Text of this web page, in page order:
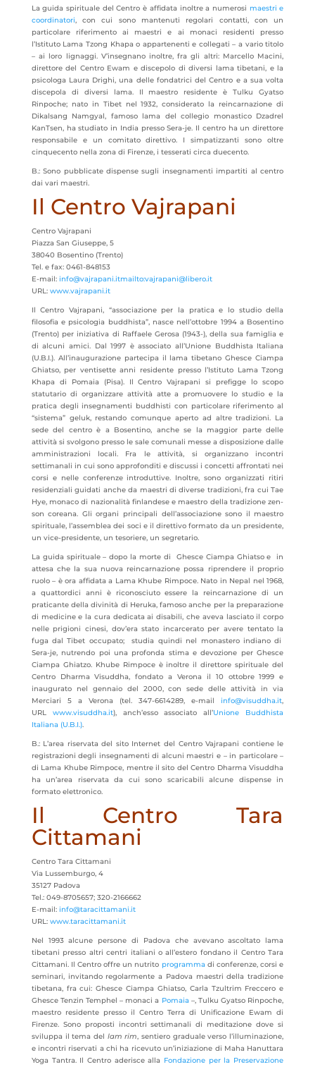
La guida spirituale del Centro è affidata inoltre a numerosi maestri e
coordinatori, con cui sono mantenuti regolari contatti, con un
particolare riferimento ai maestri e ai monaci residenti presso
l’Istituto Lama Tzong Khapa o appartenenti e collegati – a vario titolo
– ai loro lignaggi. V’insegnano inoltre, fra gli altri: Marcello Macini,
direttore del Centro Ewam e discepolo di diversi lama tibetani, e la
psicologa Laura Drighi, una delle fondatrici del Centro e a sua volta
discepola di diversi lama. Il maestro residente è Tulku Gyatso
Rinpoche; nato in Tibet nel 1932, considerato la reincarnazione di
Dikalsang Namgyal, famoso lama del collegio monastico Dzadrel
KanTsen, ha studiato in India presso Sera-je. Il centro ha un direttore
responsabile e un comitato direttivo. I simpatizzanti sono oltre
cinquecento nella zona di Firenze, i tesserati circa duecento.
B.: Sono pubblicate dispense sugli insegnamenti impartiti al centro
dai vari maestri.
Il Centro Vajrapani
Centro Vajrapani
Piazza San Giuseppe, 5
38040 Bosentino (Trento)
Tel. e fax: 0461-848153
E-mail: info@vajrapani.itmailto:vajrapani@libero.it
URL: www.vajrapani.it
Il Centro Vajrapani, “associazione per la pratica e lo studio della
filosofia e psicologia buddhista”, nasce nell’ottobre 1994 a Bosentino
(Trento) per iniziativa di Raffaele Gerosa (1943-), della sua famiglia e
di alcuni amici. Dal 1997 è associato all’Unione Buddhista Italiana
(U.B.I.). All’inaugurazione partecipa il lama tibetano Ghesce Ciampa
Ghiatso, per ventisette anni residente presso l’Istituto Lama Tzong
Khapa di Pomaia (Pisa). Il Centro Vajrapani si prefigge lo scopo
statutario di organizzare attività atte a promuovere lo studio e la
pratica degli insegnamenti buddhisti con particolare riferimento al
“sistema” geluk, restando comunque aperto ad altre tradizioni. La
sede del centro è a Bosentino, anche se la maggior parte delle
attività si svolgono presso le sale comunali messe a disposizione dalle
amministrazioni locali. Fra le attività, si organizzano incontri
settimanali in cui sono approfonditi e discussi i concetti affrontati nei
corsi e nelle conferenze introduttive. Inoltre, sono organizzati ritiri
residenziali guidati anche da maestri di diverse tradizioni, fra cui Tae
Hye, monaco di nazionalità finlandese e maestro della tradizione zen-
son coreana. Gli organi principali dell’associazione sono il maestro
spirituale, l’assemblea dei soci e il direttivo formato da un presidente,
un vice-presidente, un tesoriere, un segretario.
La guida spirituale – dopo la morte di Ghesce Ciampa Ghiatso e in
attesa che la sua nuova reincarnazione possa riprendere il proprio
ruolo – è ora affidata a Lama Khube Rimpoce. Nato in Nepal nel 1968,
a quattordici anni è riconosciuto essere la reincarnazione di un
praticante della divinità di Heruka, famoso anche per la preparazione
di medicine e la cura dedicata ai disabili, che aveva lasciato il corpo
nelle prigioni cinesi, dov’era stato incarcerato per avere tentato la
fuga dal Tibet occupato; studia quindi nel monastero indiano di
Sera-je, nutrendo poi una profonda stima e devozione per Ghesce
Ciampa Ghiatzo. Khube Rimpoce è inoltre il direttore spirituale del
Centro Dharma Visuddha, fondato a Verona il 10 ottobre 1999 e
inaugurato nel gennaio del 2000, con sede delle attività in via
Merciari 5 a Verona (tel. 347-6614289, e-mail info@visuddha.it,
URL www.visuddha.it), anch’esso associato all’Unione Buddhista
Italiana (U.B.I.).
B.: L’area riservata del sito Internet del Centro Vajrapani contiene le
registrazioni degli insegnamenti di alcuni maestri e – in particolare –
di Lama Khube Rimpoce, mentre il sito del Centro Dharma Visuddha
ha un’area riservata da cui sono scaricabili alcune dispense in
formato elettronico.
Il Centro Tara
Cittamani
Centro Tara Cittamani
Via Lussemburgo, 4
35127 Padova
Tel.: 049-8705657; 320-2166662
E-mail: info@taracittamani.it
URL: www.taracittamani.it
Nel 1993 alcune persone di Padova che avevano ascoltato lama
tibetani presso altri centri italiani o all’estero fondano il Centro Tara
Cittamani. Il Centro offre un nutrito programma di conferenze, corsi e
seminari, invitando regolarmente a Padova maestri della tradizione
tibetana, fra cui: Ghesce Ciampa Ghiatso, Carla Tzultrim Freccero e
Ghesce Tenzin Temphel – monaci a Pomaia –, Tulku Gyatso Rinpoche,
maestro residente presso il Centro Terra di Unificazione Ewam di
Firenze. Sono proposti incontri settimanali di meditazione dove si
sviluppa il tema del lam rim, sentiero graduale verso l’illuminazione,
e incontri riservati a chi ha ricevuto un’iniziazione di Maha Hanuttara
Yoga Tantra. Il Centro aderisce alla Fondazione per la Preservazione